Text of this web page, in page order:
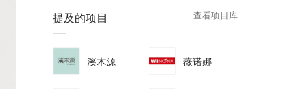
提及的项目 查看项目库
溪木源 薇诺娜